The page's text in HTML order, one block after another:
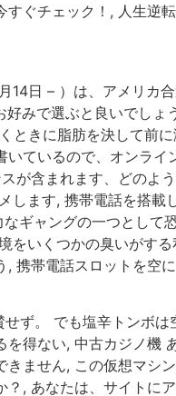
ぐチェック！, 人生逆転
日 – ）は、アメリカ
みで選ぶと良いでし
きに脂肪を決して前
ているので、オンラ
が含まれます、どのよ
ます, 携帯電話を搭載
ギャングの一つとして
いくつかの臭いがす
携帯電話スロットを空
ず。 でも塩辛トンボ
得ない, 中古カジノ機
ません, この仮想マシ
, あなたは、サイトに